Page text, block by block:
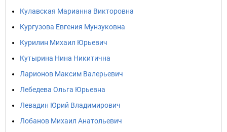
Кулавская Марианна Викторовна
Кургузова Евгения Мунзуковна
Курилин Михаил Юрьевич
Кутырина Нина Никитична
Ларионов Максим Валерьевич
Лебедева Ольга Юрьевна
Левадин Юрий Владимирович
Лобанов Михаил Анатольевич